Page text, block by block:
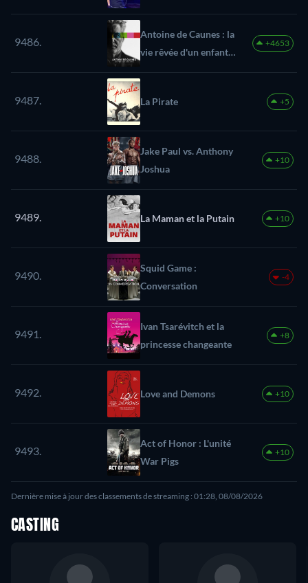
9486.
Antoine de Caunes : la
vie rêvée d'un enfant
du rock
+4653
9487. La Pirate +5
9488.
Jake Paul vs. Anthony
Joshua
+10
9489. La Maman et la Putain +10
9490.
Squid Game :
Conversation
-4
9491.
Ivan Tsarévitch et la
princesse changeante
+8
9492. Love and Demons +10
9493.
Act of Honor : L'unité
War Pigs
+10
Dernière mise à jour des classements de streaming : 01:28, 08/08/2026
CASTING